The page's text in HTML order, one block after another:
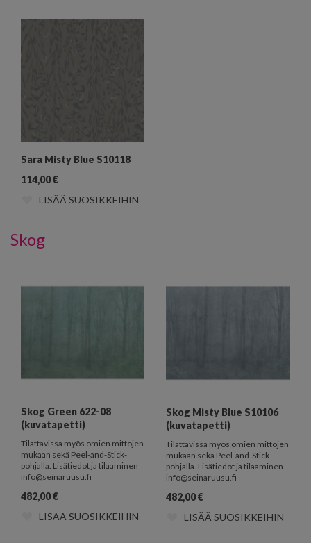
Sara Misty Blue S10118
114,00€
LISÄÄ SUOSIKKEIHIN
Skog
Skog Green 622-08
(kuvatapetti)
Tilattavissa myös omien mittojen
mukaan sekä Peel-and-Stick-
pohjalla. Lisätiedot ja tilaaminen
info@seinaruusu.fi
482,00€
LISÄÄ SUOSIKKEIHIN
Skog Misty Blue S10106
(kuvatapetti)
Tilattavissa myös omien mittojen
mukaan sekä Peel-and-Stick-
pohjalla. Lisätiedot ja tilaaminen
info@seinaruusu.fi
482,00€
LISÄÄ SUOSIKKEIHIN